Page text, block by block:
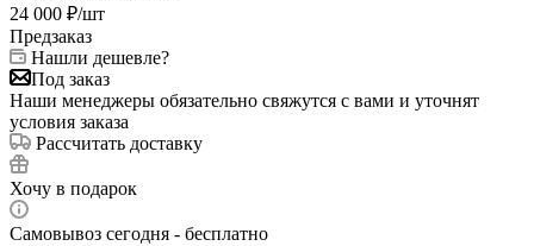
24 000 ₽/шт
Предзаказ
Нашли дешевле?
Под заказ
Наши менеджеры обязательно свяжутся с вами и уточнят
условия заказа
Рассчитать доставку
Хочу в подарок
Самовывоз сегодня - бесплатно